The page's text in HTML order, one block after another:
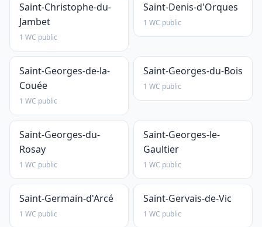
Saint-Christophe-du-
Jambet
1 WC public
Saint-Denis-d'Orques
1 WC public
Saint-Georges-de-la-
Couée
1 WC public
Saint-Georges-du-Bois
1 WC public
Saint-Georges-du-
Rosay
1 WC public
Saint-Georges-le-
Gaultier
1 WC public
Saint-Germain-d'Arcé
1 WC public
Saint-Gervais-de-Vic
1 WC public